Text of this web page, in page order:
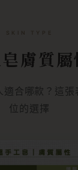
SKIN TYPE
膚質
適合哪款？這張
位的選擇